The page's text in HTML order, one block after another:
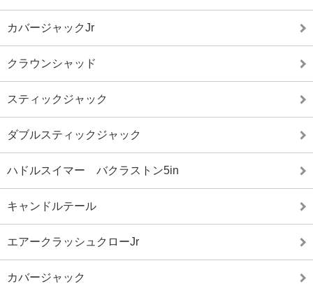
カバージャックJr
クラウンシャッド
スティックジャック
ダブルスティックジャック
ハドルスイマー バクラストン5in
キャンドルテール
エアークラッシュクローJr
カバージャック